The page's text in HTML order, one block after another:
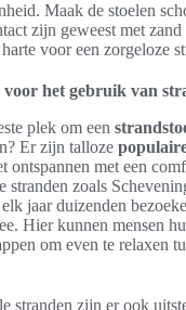
Maak de stoelen
zijn geweest met
voor een zorgeloze
het gebruik van
plek om een
Er zijn talloze
ontspannen met een
stranden zoals
jaar duizenden
Hier kunnen mensen
om even te relaxen
stranden zijn er ook